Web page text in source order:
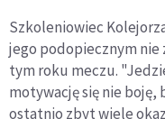
Szkoleniowiec
jego podopiecznym
tym roku meczu.
motywację się nie boję,
ostatnio zbyt wiele